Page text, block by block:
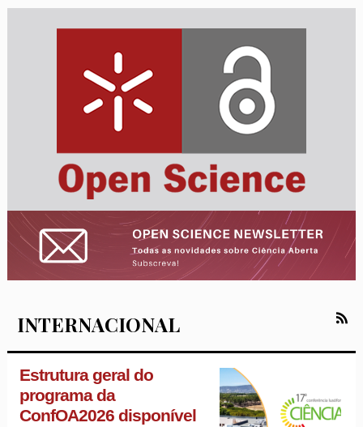
INTERNACIONAL
Estrutura geral do
programa da
ConfOA2026 disponível